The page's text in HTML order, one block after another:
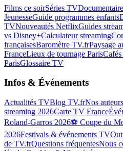
Films ce soirSéries TV
JeunesseGuide programmes enfants
TVNouveautés NetflixGuides
vs Disney+Calculateur streaming
françaisesBaromètre TV.frPaysage
FranceLieux de tournage Paris
ParisGlossaire TV
Infos & Événements
Actualités TVBlog TV.frNos auteurs
streaming 2026Carte TV France
Roland-Garros 2026⚽ Coupe du
2026Festivals & événements TV
de TV.frQuestions fréquentesNous